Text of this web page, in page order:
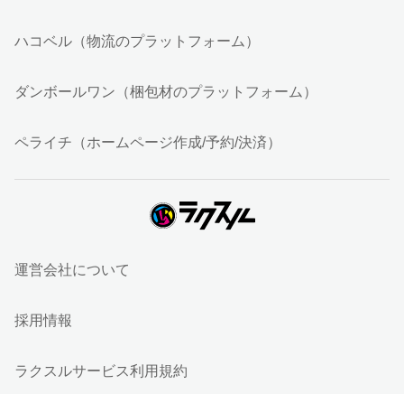
ハコベル（物流のプラットフォーム）
ダンボールワン（梱包材のプラットフォーム）
ペライチ（ホームページ作成/予約/決済）
運営会社について
採用情報
ラクスルサービス利用規約